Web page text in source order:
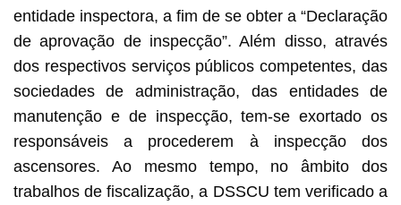
entidade inspectora, a fim de se obter a “Declaração
de aprovação de inspecção”. Além disso, através
dos respectivos serviços públicos competentes, das
sociedades de administração, das entidades de
manutenção e de inspecção, tem-se exortado os
responsáveis a procederem à inspecção dos
ascensores. Ao mesmo tempo, no âmbito dos
trabalhos de fiscalização, a DSSCU tem verificado a